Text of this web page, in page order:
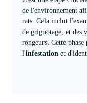
de l'environnement
rats. Cela inclut
de grignotage, et des
rongeurs. Cette
l'infestation et